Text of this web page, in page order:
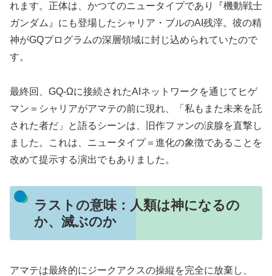
れます。正体は、かつてのニュータイプであり『機動戦士
ガンダム』にも登場したシャリア・ブルのAI残滓。彼の精
神がGQプログラムの深層領域に封じ込められていたので
す。
最終回、GQ-Ωに接続されたAIネットワークを通じてヒゲ
マン＝シャリアがアマテの前に現れ、「私もまた未来を託
された者だ」と語るシーンは、旧作ファンの涙腺を直撃し
ました。これは、ニュータイプ＝進化の象徴であることを
改めて提示する演出でもありました。
ラストの意味：人類は神になるの
か、滅ぶのか
アマテは最終的にジークアクスの操縦を完全に放棄し、